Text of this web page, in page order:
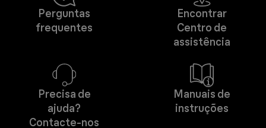
Perguntas
frequentes
Encontrar
Centro de
assistência
Precisa de
ajuda?
Contacte-nos
Manuais de
instruções